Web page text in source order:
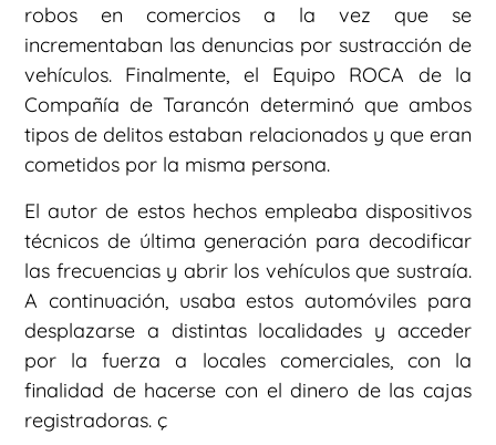
robos en comercios a la vez que se
incrementaban las denuncias por sustracción de
vehículos. Finalmente, el Equipo ROCA de la
Compañía de Tarancón determinó que ambos
tipos de delitos estaban relacionados y que eran
cometidos por la misma persona.
El autor de estos hechos empleaba dispositivos
técnicos de última generación para decodificar
las frecuencias y abrir los vehículos que sustraía.
A continuación, usaba estos automóviles para
desplazarse a distintas localidades y acceder
por la fuerza a locales comerciales, con la
finalidad de hacerse con el dinero de las cajas
registradoras. ç